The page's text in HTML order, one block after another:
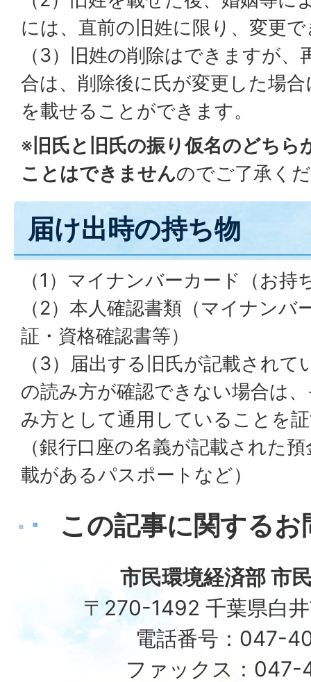
には、直前の旧姓に限り、変更
（3）旧姓の削除はできますが
合は、削除後に氏が変更した場
を載せることができます。
※ 旧氏と旧氏の振り仮名のどち
ことはできませんのでご了承く
届け出時の持ち物
（1）マイナンバーカード（お持
（2）本人確認書類（マイナンバ
証・資格確認書等）
（3）届出する旧氏が記載され
の読み方が確認できない場合は
み方として通用していることを
（銀行口座の名義が記載された
載があるパスポートなど）
この記事に関する
市民環境経済部 市
〒270-1492 千葉県白
電話番号：047-
ファックス：047-